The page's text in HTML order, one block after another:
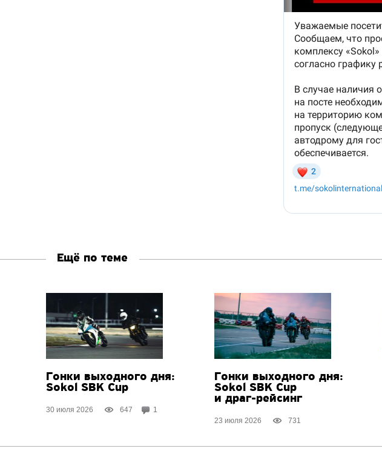
Ещё по теме
Гонки выходного дня:
Sokol SBK Cup
30 июля 2026 647 1
Гонки выходного дня:
Sokol SBK Cup
и драг-рейсинг
23 июля 2026 731